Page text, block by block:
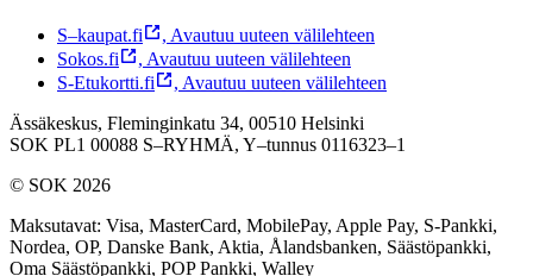
S–kaupat.fi , Avautuu uuteen välilehteen
Sokos.fi
, Avautuu uuteen välilehteen
S-Etukortti.fi
, Avautuu uuteen välilehteen
Ässäkeskus, Fleminginkatu 34, 00510 Helsinki
SOK PL1 00088 S–RYHMÄ, Y–tunnus 0116323–1
© SOK 2026
Maksutavat: Visa, MasterCard, MobilePay, Apple Pay, S-Pankki,
Nordea, OP, Danske Bank, Aktia, Ålandsbanken, Säästöpankki,
Oma Säästöpankki, POP Pankki, Walley